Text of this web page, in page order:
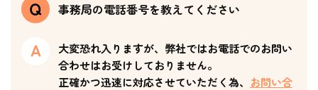
事務局の電話番号を教えてください
大変恐れ入りますが、弊社ではお電話でのお問い
合わせはお受けしておりません。
正確かつ迅速に対応させていただく為、 お問い合